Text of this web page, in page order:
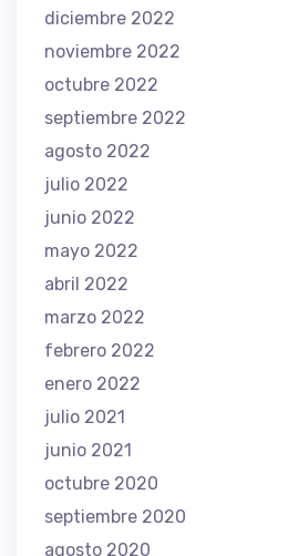
diciembre 2022
noviembre 2022
octubre 2022
septiembre 2022
agosto 2022
julio 2022
junio 2022
mayo 2022
abril 2022
marzo 2022
febrero 2022
enero 2022
julio 2021
junio 2021
octubre 2020
septiembre 2020
agosto 2020